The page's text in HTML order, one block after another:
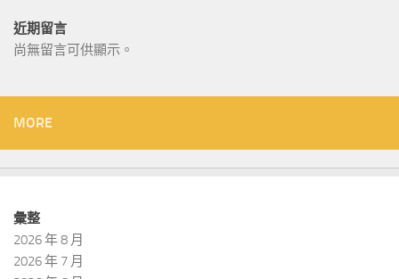
近期留言
尚無留言可供顯示。
MORE
彙整
2026 年 8 月
2026 年 7 月